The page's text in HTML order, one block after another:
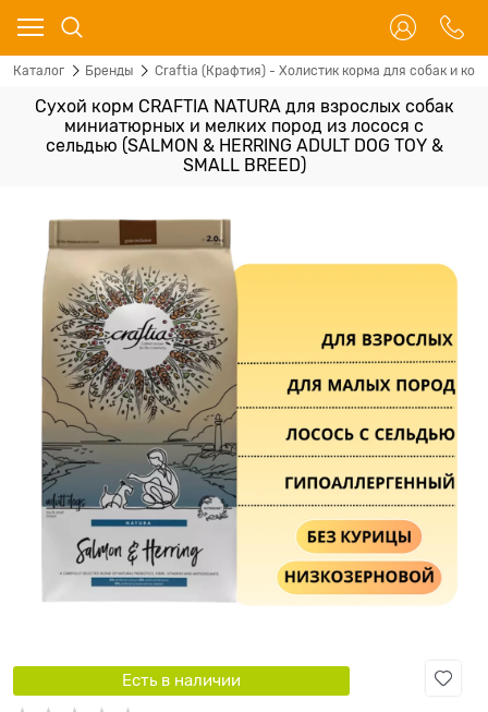
Каталог Бренды Craftia (Крафтия) - Холистик корма для собак и
Сухой корм CRAFTIA NATURA для взрослых собак
миниатюрных и мелких пород из лосося с
сельдью (SALMON & HERRING ADULT DOG TOY &
SMALL BREED)
Есть в наличии